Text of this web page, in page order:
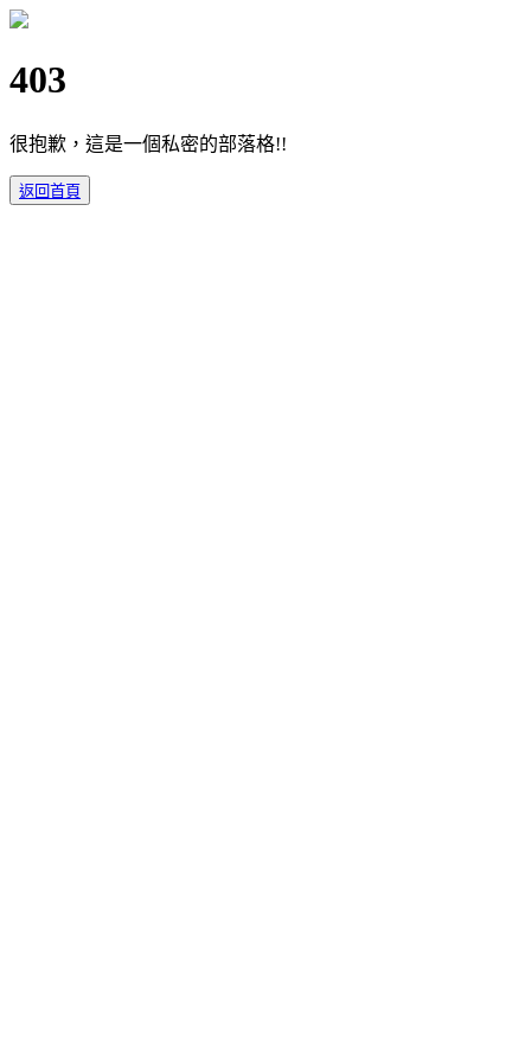
403
很抱歉，這是一個私密的部落格!!
返回首頁